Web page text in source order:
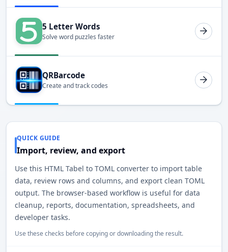
5 Letter Words
Solve word puzzles faster
QRBarcode
Create and track codes
QUICK GUIDE
Import, review, and export
Use this HTML Tabel to TOML converter to import table
data, review rows and columns, and export clean TOML
output. The browser-based workflow is useful for data
cleanup, reports, documentation, spreadsheets, and
developer tasks.
Use these checks before copying or downloading the result.